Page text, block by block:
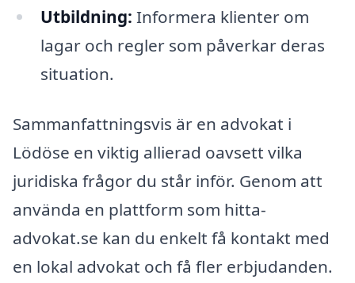
Utbildning: Informera klienter om
lagar och regler som påverkar deras
situation.
Sammanfattningsvis är en advokat i
Lödöse en viktig allierad oavsett vilka
juridiska frågor du står inför. Genom att
använda en plattform som hitta-
advokat.se kan du enkelt få kontakt med
en lokal advokat och få fler erbjudanden.